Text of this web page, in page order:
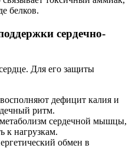
белков.
сердечно-
Для его защиты
дефицит калия и
ритм.
сердечной мышцы,
к нагрузкам.
обмен в